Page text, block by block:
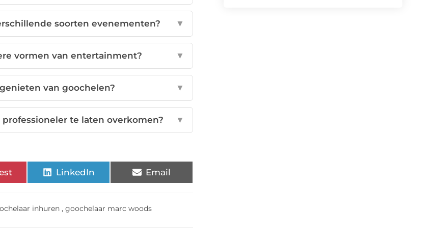
soorten evenementen? ▼
vormen van entertainment? ▼
van goochelen? ▼
te laten overkomen? ▼
LinkedIn Email
inhuren ,goochelaar marc woods